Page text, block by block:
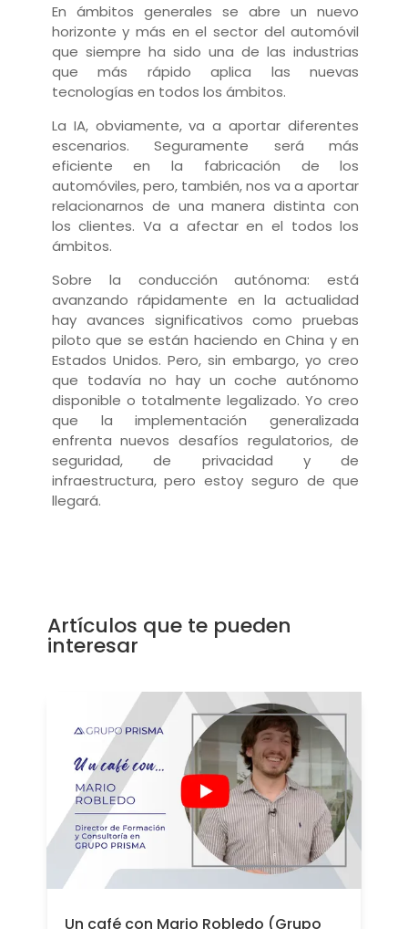
En ámbitos generales se abre un nuevo
horizonte y más en el sector del automóvil
que siempre ha sido una de las industrias
que más rápido aplica las nuevas
tecnologías en todos los ámbitos.
La IA, obviamente, va a aportar diferentes
escenarios. Seguramente será más
eficiente en la fabricación de los
automóviles, pero, también, nos va a aportar
relacionarnos de una manera distinta con
los clientes. Va a afectar en el todos los
ámbitos.
Sobre la conducción autónoma: está
avanzando rápidamente en la actualidad
hay avances significativos como pruebas
piloto que se están haciendo en China y en
Estados Unidos. Pero, sin embargo, yo creo
que todavía no hay un coche autónomo
disponible o totalmente legalizado. Yo creo
que la implementación generalizada
enfrenta nuevos desafíos regulatorios, de
seguridad, de privacidad y de
infraestructura, pero estoy seguro de que
llegará.
Artículos que te pueden
interesar
Un café con Mario Robledo (Grupo